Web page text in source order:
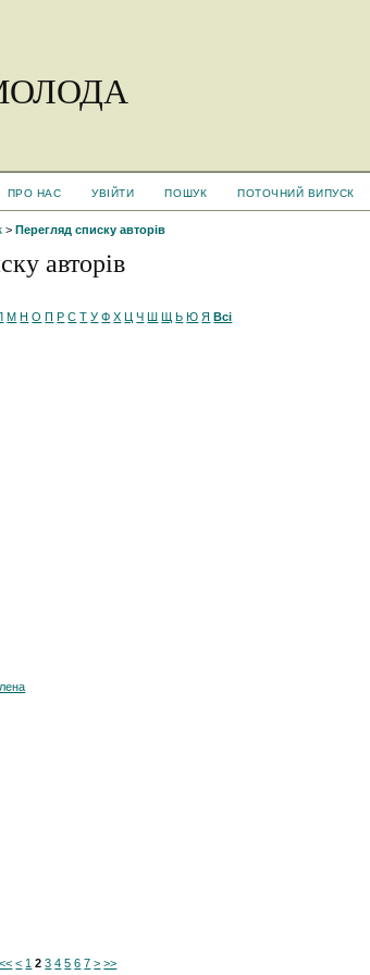
ПРО НАС УВІЙТИ ПОШУК ПОТОЧНИЙ ВИПУСК
>Перегляд списку авторів
авторів
М Н О П Р С Т У Ф Х Ц Ч Ш Щ Ь Ю Я Всі
<< < 1 2 3 4 5 6 7 > >>